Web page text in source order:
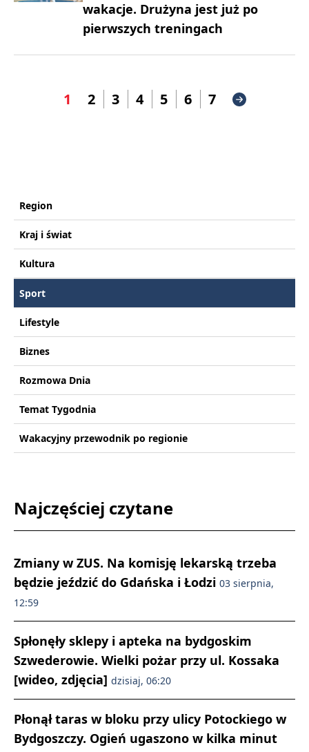
wakacje. Drużyna jest już po
pierwszych treningach
1 2 3 4 5 6 7
Region
Kraj i świat
Kultura
Sport
Lifestyle
Biznes
Rozmowa Dnia
Temat Tygodnia
Wakacyjny przewodnik po regionie
Najczęściej czytane
Zmiany w ZUS. Na komisję lekarską trzeba
będzie jeździć do Gdańska i Łodzi 03 sierpnia,
12:59
Spłonęły sklepy i apteka na bydgoskim
Szwederowie. Wielki pożar przy ul. Kossaka
[wideo, zdjęcia] dzisiaj, 06:20
Płonął taras w bloku przy ulicy Potockiego w
Bydgoszczy. Ogień ugaszono w kilka minut